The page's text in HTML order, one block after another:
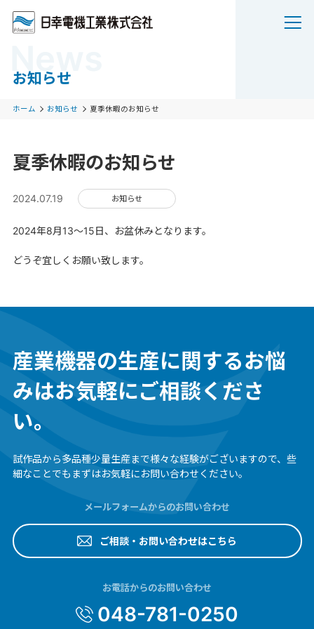
お知らせ
ホーム お知らせ 夏季休暇のお知らせ
夏季休暇のお知らせ
2024.07.19 お知らせ
2024年8月13～15日、お盆休みとなります。
どうぞ宜しくお願い致します。
産業機器の生産に関するお悩
みはお気軽にご相談くださ
い。
試作品から多品種少量生産まで様々な経験がございますので、 些
細なことでもまずはお気軽にお問い合わせください。
メールフォームからのお問い合わせ
ご相談・お問い合わせはこちら
お電話からのお問い合わせ
048-781-0250